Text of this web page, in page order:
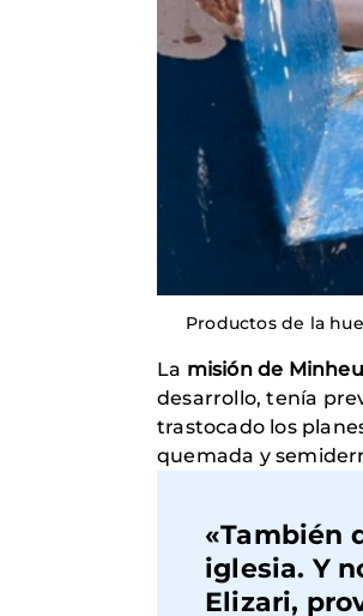
Productos de la
La misión de
desarrollo, tenía
trastocado los
quemada y
«También
iglesia. Y
Elizari,